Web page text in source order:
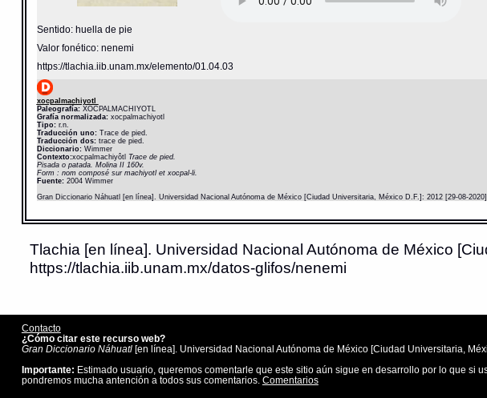
Sentido: huella de pie
Valor fonético: nenemi
https://tlachia.iib.unam.mx/elemento/01.04.03
xocpalmachiyotl
Paleografía:XOCPALMACHIYOTL
Grafía normalizada:xocpalmachiyotl
Tipo:r.n.
Traducción uno:Trace de pied.
Traducción dos:trace de pied.
Diccionario: Wimmer
Contexto:xocpalmachiyôtl Trace de pied.
Pisada o patada. Molina II 160v.
Form : nom composé sur machiyotl et xocpal-li.
Fuente:2004 Wimmer
Gran Diccionario Náhuatl [en línea]. Universidad Nacional Autónoma de México [Ciudad Universitaria, México D.F.]: 2012 [29-08-
Tlachia [en línea]. Universidad Nacional Autónoma de México
https://tlachia.iib.unam.mx/datos-glifos/nenemi
Contacto
¿Cómo citar este recurso web?
Gran Diccionario Náhuatl[en línea]. Universidad Nacional Autónoma de México [Ciudad Universitaria,
Importante: Estimado usuario, queremos comentarle que este sitio aún sigue en desarrollo por lo que si
pondremos mucha antención a todos sus comentarios. Comentarios